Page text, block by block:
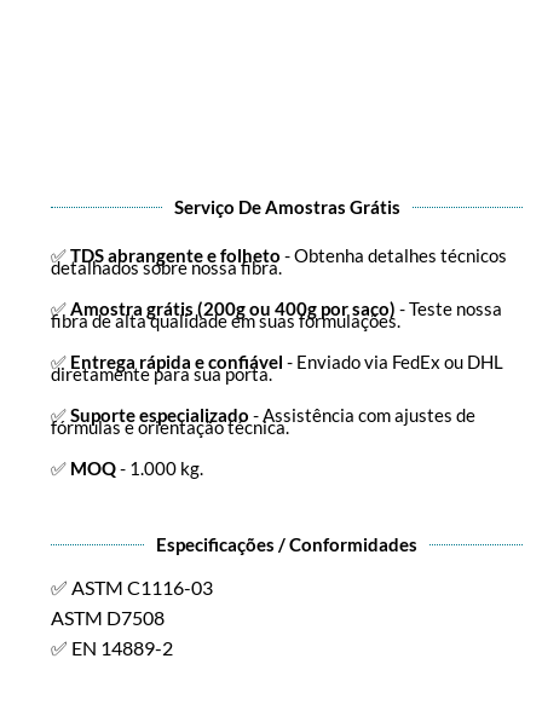
Serviço De Amostras Grátis
✅TDS abrangente e folheto - Obtenha detalhes técnicos
detalhados sobre nossa fibra.
✅Amostra grátis (200g ou 400g por saco) - Teste nossa
fibra de alta qualidade em suas formulações.
✅ Entrega rápida e confiável - Enviado via FedEx ou DHL
diretamente para sua porta.
✅Suporte especializado - Assistência com ajustes de
fórmulas e orientação técnica.
✅ MOQ- 1.000 kg.
Especificações / Conformidades
✅ ASTM C1116-03
ASTM D7508
✅ EN 14889-2